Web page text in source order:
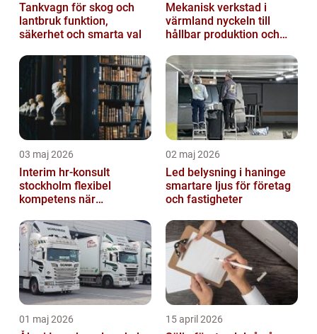
Tankvagn för skog och
lantbruk funktion,
säkerhet och smarta val
Mekanisk verkstad i
värmland nyckeln till
hållbar produktion och
03 maj 2026
Interim hr-konsult
stockholm flexibel
kompetens när
stöd
02 maj 2026
Led belysning i haninge
smartare ljus för företag
och fastigheter
01 maj 2026 15 april 2026